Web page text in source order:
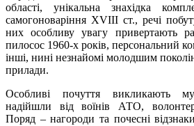
області, унікальна знахідка
самогоноваріння ХVІІІ ст., речі
них особливу увагу привертають
пилосос 1960-х років, персональний
інші, нині незнайомі молодшим
прилади.
Особливі почуття викликають
надійшли від воїнів АТО,
Поряд – нагороди та почесні